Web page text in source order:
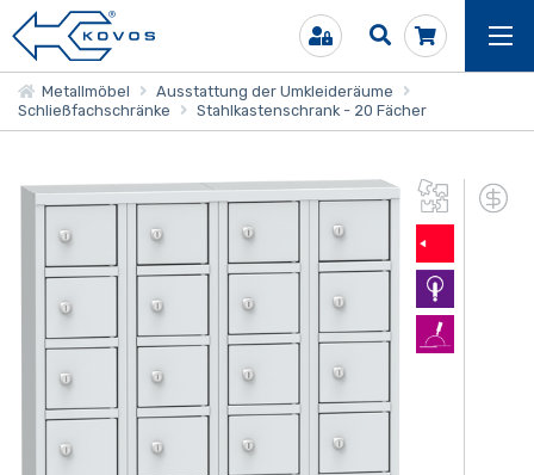
Metallmöbel
Ausstattung der Umkleideräume
Schließfachschränke
Stahlkastenschrank - 20 Fächer